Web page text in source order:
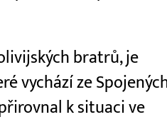
bratrů, je
vychází ze
k situaci ve